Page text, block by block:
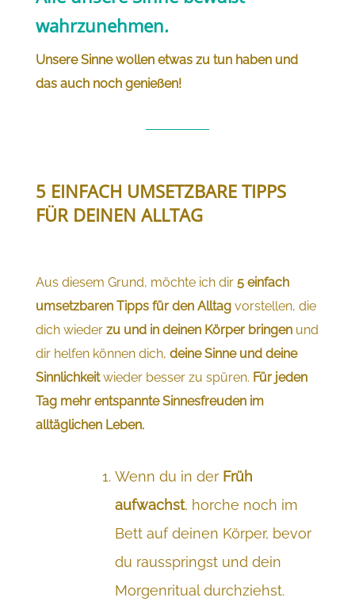
wahrzunehmen.
Unsere Sinne wollen etwas zu tun haben und
das auch noch genießen!
5 EINFACH UMSETZBARE TIPPS
FÜR DEINEN ALLTAG
Aus diesem Grund, möchte ich dir 5 einfach
umsetzbaren Tipps für den Alltagvorstellen, die
dich wieder zu und in deinen Körper bringen und
dir helfen können dich, deine Sinne und deine
Sinnlichkeitwieder besser zu spüren. Für jeden
Tag mehr entspannte Sinnesfreuden im
alltäglichen Leben.
Wenn du in derFrüh
aufwachst, horche noch im
Bett auf deinen Körper, bevor
du rausspringst und dein
Morgenritual durchziehst.